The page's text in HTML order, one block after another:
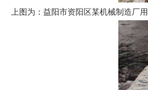
上图为：益阳市资阳区某机械制造厂用